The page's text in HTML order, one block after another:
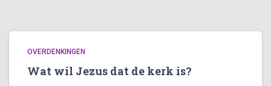
OVERDENKINGEN
Wat wil Jezus dat de kerk is?